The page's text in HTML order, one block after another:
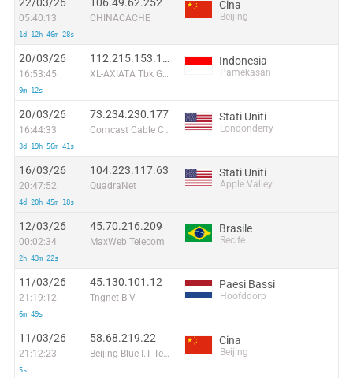
05:40:13
1d 12h 46m 28s
CHINACACHE
Cina
Beijing
20/03/26
16:53:45
9m 12s
112.215.153.159
XL-AXIATA Tbk GSM
Indonesia
Pamekasan
20/03/26
16:44:33
3d 19h 56m 41s
73.234.230.177
Comcast Cable Communications, LLC
Stati Uniti
Londonderry
16/03/26
20:47:52
4d 20h 45m 18s
104.223.117.63
QuadraNet
Stati Uniti
Apple Valley
12/03/26
00:02:34
2h 43m 22s
45.70.216.209
MaxWeb Telecom
Brasile
Recife
11/03/26
21:19:12
6m 49s
45.130.101.12
Tngnet B.V.
Paesi Bassi
Hoofddorp
11/03/26
21:12:23
5s
58.68.219.22
Beijing Blue I.T Technologies Co
Cina
Beijing